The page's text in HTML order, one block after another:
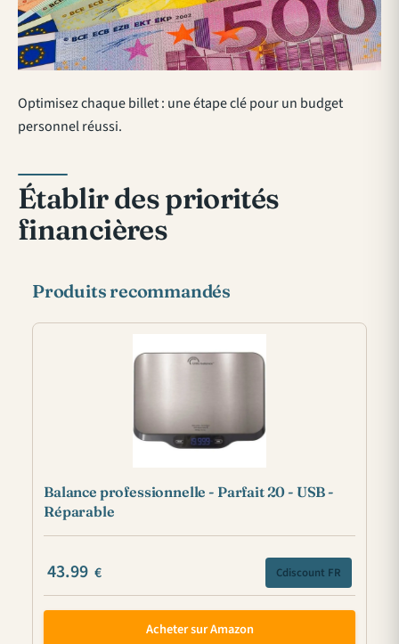
Optimisez chaque billet : une étape clé pour un budget
personnel réussi.
Établir des priorités
financières
Produits recommandés
Balance professionnelle - Parfait 20 - USB -
Réparable
43.99 € Cdiscount FR
Acheter sur Amazon